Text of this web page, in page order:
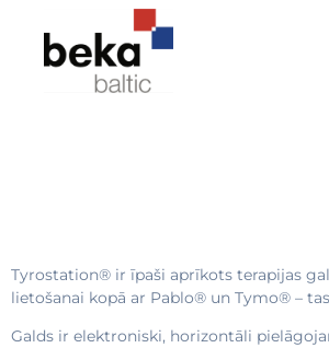
Tyrostation® ir īpaši aprīkots terapijas
lietošanai kopā ar Pablo® un Tymo® –
Galds ir elektroniski, horizontāli